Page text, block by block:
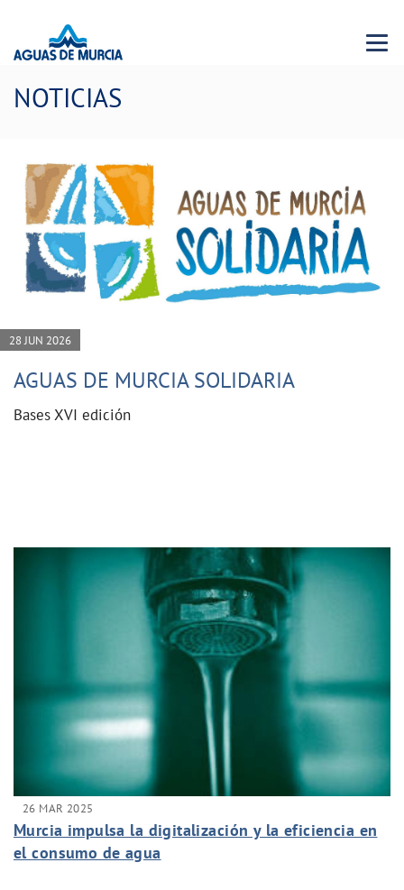
Menu
NOTICIAS
28 JUN 2026
AGUAS DE MURCIA SOLIDARIA
Bases XVI edición
26 MAR 2025
Murcia impulsa la digitalización y la eficiencia en
el consumo de agua